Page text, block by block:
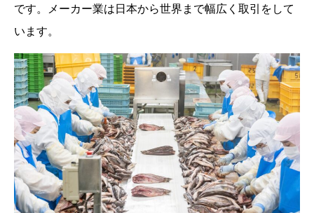
です。メーカー業は日本から世界まで幅広く取引をして
います。